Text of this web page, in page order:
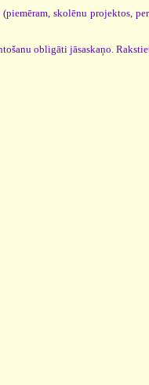
skolēnu projektos,
obligāti jāsaskaņo.